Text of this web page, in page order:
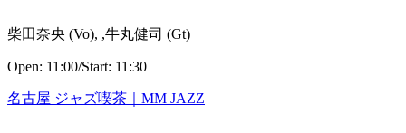
柴田奈央 (Vo), ,牛丸健司 (Gt)
Open: 11:00/Start: 11:30
名古屋 ジャズ喫茶｜MM JAZZ